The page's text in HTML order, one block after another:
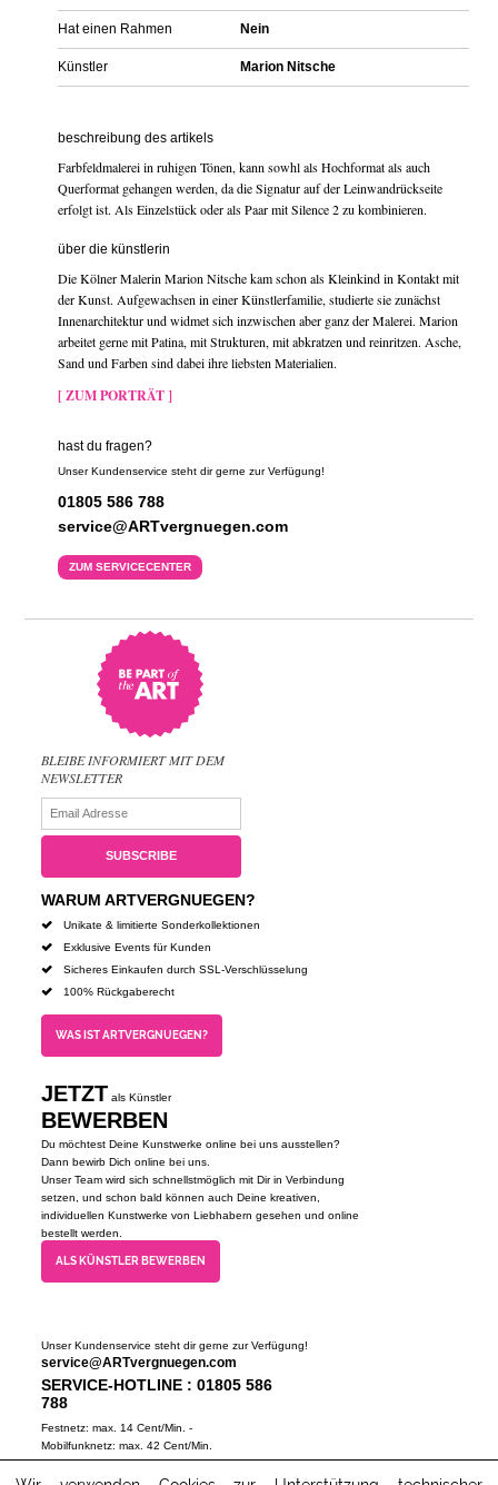
Hat einen Rahmen Nein
Künstler Marion Nitsche
beschreibung des artikels
Farbfeldmalerei in ruhigen Tönen, kann sowhl als Hochformat als auch
Querformat gehangen werden, da die Signatur auf der Leinwandrückseite
erfolgt ist. Als Einzelstück oder als Paar mit Silence 2 zu kombinieren.
über die künstlerin
Die Kölner Malerin Marion Nitsche kam schon als Kleinkind in Kontakt mit
der Kunst. Aufgewachsen in einer Künstlerfamilie, studierte sie zunächst
Innenarchitektur und widmet sich inzwischen aber ganz der Malerei. Marion
arbeitet gerne mit Patina, mit Strukturen, mit abkratzen und reinritzen. Asche,
Sand und Farben sind dabei ihre liebsten Materialien.
[ ZUM PORTRÄT ]
hast du fragen?
Unser Kundenservice steht dir gerne zur Verfügung!
01805 586 788
service@ARTvergnuegen.com
ZUM SERVICECENTER
BLEIBE INFORMIERT MIT DEM
NEWSLETTER
WARUM ARTVERGNUEGEN?
Unikate & limitierte Sonderkollektionen
Exklusive Events für Kunden
Sicheres Einkaufen durch SSL-Verschlüsselung
100% Rückgaberecht
WAS IST ARTVERGNUEGEN?
JETZT als Künstler
BEWERBEN
Du möchtest Deine Kunstwerke online bei uns ausstellen?
Dann bewirb Dich online bei uns.
Unser Team wird sich schnellstmöglich mit Dir in Verbindung
setzen, und schon bald können auch Deine kreativen,
individuellen Kunstwerke von Liebhabern gesehen und online
bestellt werden.
ALS KÜNSTLER BEWERBEN
Unser Kundenservice steht dir gerne zur Verfügung!
service@ARTvergnuegen.com
SERVICE-HOTLINE : 01805 586
788
Festnetz: max. 14 Cent/Min. -
Mobilfunknetz: max. 42 Cent/Min.
(Mo-Do 9-18 Uhr, Fr 9-16 Uhr)